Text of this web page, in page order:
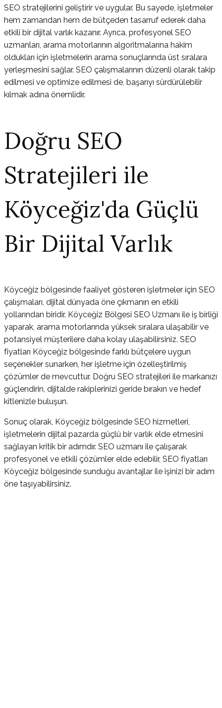
SEO stratejilerini geliştirir ve uygular. Bu sayede, işletmeler
hem zamandan hem de bütçeden tasarruf ederek daha
etkili bir dijital varlık kazanır. Ayrıca, profesyonel SEO
uzmanları, arama motorlarının algoritmalarına hakim
oldukları için işletmelerin arama sonuçlarında üst sıralara
yerleşmesini sağlar. SEO çalışmalarının düzenli olarak takip
edilmesi ve optimize edilmesi de, başarıyı sürdürülebilir
kılmak adına önemlidir.
Doğru SEO
Stratejileri ile
Köyceğiz'da Güçlü
Bir Dijital Varlık
Köyceğiz bölgesinde faaliyet gösteren işletmeler için SEO
çalışmaları, dijital dünyada öne çıkmanın en etkili
yollarından biridir. Köyceğiz Bölgesi SEO Uzmanı ile iş birliği
yaparak, arama motorlarında yüksek sıralara ulaşabilir ve
potansiyel müşterilere daha kolay ulaşabilirsiniz. SEO
fiyatları Köyceğiz bölgesinde farklı bütçelere uygun
seçenekler sunarken, her işletme için özelleştirilmiş
çözümler de mevcuttur. Doğru SEO stratejileri ile markanızı
güçlendirin, dijitalde rakiplerinizi geride bırakın ve hedef
kitlenizle buluşun.
Sonuç olarak, Köyceğiz bölgesinde SEO hizmetleri,
işletmelerin dijital pazarda güçlü bir varlık elde etmesini
sağlayan kritik bir adımdır. SEO uzmanı ile çalışarak
profesyonel ve etkili çözümler elde edebilir, SEO fiyatları
Köyceğiz bölgesinde sunduğu avantajlar ile işinizi bir adım
öne taşıyabilirsiniz.